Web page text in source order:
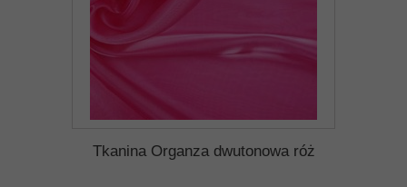
Tkanina Organza dwutonowa róż